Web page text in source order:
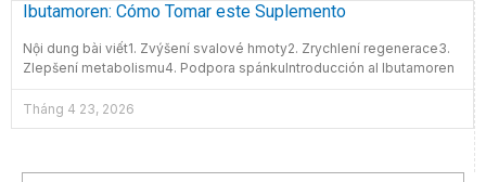
Ibutamoren: Cómo Tomar este Suplemento
Nội dung bài viết1. Zvýšení svalové hmoty2. Zrychlení regenerace3.
Zlepšení metabolismu4. Podpora spánkuIntroducción al Ibutamoren
Tháng 4 23, 2026